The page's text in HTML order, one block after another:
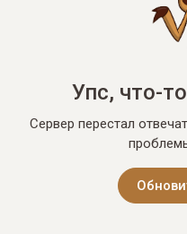
Упс, что-
Сервер перестал